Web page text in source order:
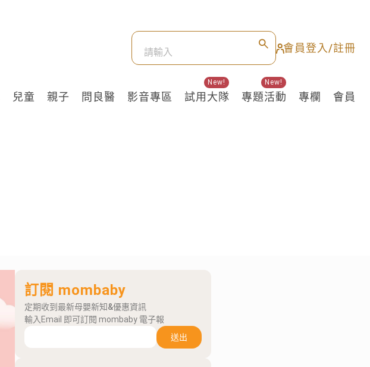
會員登入/註冊
兒童 親子 問良醫 影音專區 試用大隊
New!
專題活動
New!
專欄 會員
訂閱 mombaby
定期收到最新母嬰新知&優惠資訊
輸入Email 即可訂閱 mombaby 電子報
送出